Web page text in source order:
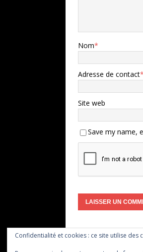
Nom*
Adresse de contact*
Site web
Save my name,
Confidentialité et cookies : ce site utilise des